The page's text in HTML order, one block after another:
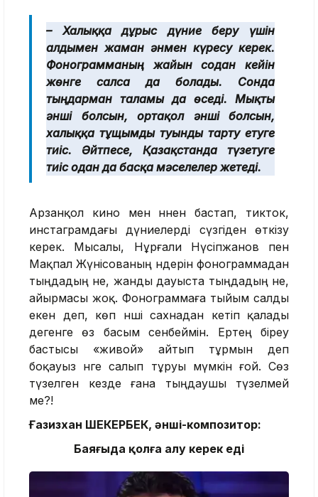
– Халыққа дұрыс дүние беру үшін
алдымен жаман әнмен күресу керек.
Фонограмманың жайын содан кейін
жөнге салса да болады. Сонда
тыңдарман талғамы да өседі. Мықты
әнші болсын, ортақол әнші болсын,
халыққа тұщымды туынды тарту етуге
тиіс. Әйтпесе, Қазақстанда түзетуге
тиіс одан да басқа мәселелер жетеді.
Арзанқол кино мен әннен бастап, тикток,
инстаграмдағы дүниелерді сүзгіден өткізу
керек. Мысалы, Нұрғали Нүсіпжанов пен
Мақпал Жүнісованың әндерін фонограммадан
тыңдадың не, жанды дауыста тыңдадың не,
айырмасы жоқ. Фонограммаға тыйым салды
екен деп, көп әнші сахнадан кетіп қалады
дегенге өз басым сенбеймін. Ертең біреу
бастысы «живой» айтып тұрмын деп
боқауыз әнге салып тұруы мүмкін ғой. Сөз
түзелген кезде ғана тыңдаушы түзелмей
ме?!
Ғазизхан ШЕКЕРБЕК, әнші-композитор:
Баяғыда қолға алу керек еді